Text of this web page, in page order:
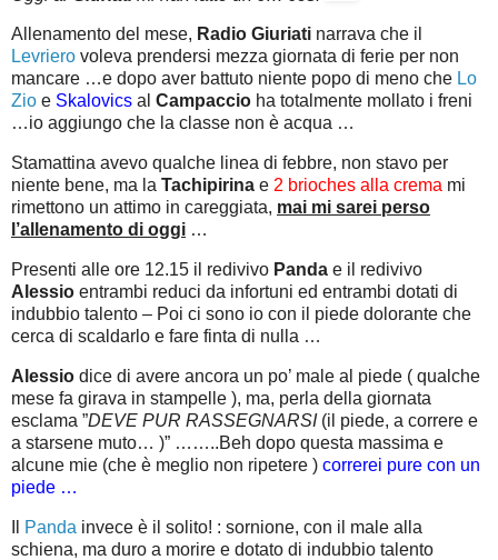
Allenamento del mese, Radio Giuriati narrava che il
Levriero voleva prendersi mezza giornata di ferie per non
mancare …e dopo aver battuto niente popo di meno che Lo
Zio e Skalovics al Campaccio ha totalmente mollato i freni
…io aggiungo che la classe non è acqua …
Stamattina avevo qualche linea di febbre, non stavo per
niente bene, ma la Tachipirina e 2 brioches alla crema mi
rimettono un attimo in careggiata, mai mi sarei perso
l’allenamento di oggi …
Presenti alle ore 12.15 il redivivo Panda e il redivivo
Alessio entrambi reduci da infortuni ed entrambi dotati di
indubbio talento – Poi ci sono io con il piede dolorante che
cerca di scaldarlo e fare finta di nulla …
Alessio dice di avere ancora un po’ male al piede ( qualche
mese fa girava in stampelle ), ma, perla della giornata
esclama ”DEVE PUR RASSEGNARSI(il piede, a correre e
a starsene muto… )” ……..Beh dopo questa massima e
alcune mie (che è meglio non ripetere ) correrei pure con un
piede …
Panda invece è il solito! : sornione, con il male alla
schiena, ma duro a morire e dotato di indubbio talento